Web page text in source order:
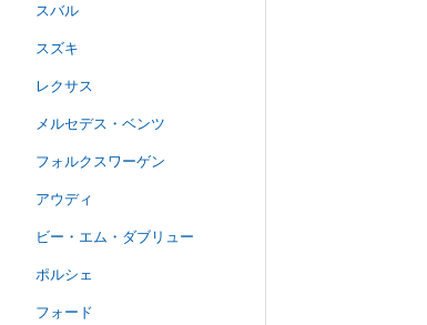
スバル
スズキ
レクサス
メルセデス・ベンツ
フォルクスワーゲン
アウディ
ビー・エム・ダブリュー
ポルシェ
フォード